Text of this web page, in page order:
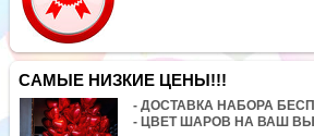
САМЫЕ НИЗКИЕ ЦЕНЫ!!!
- ДОСТАВКА НАБОРА
- ЦВЕТ ШАРОВ НА ВАШ